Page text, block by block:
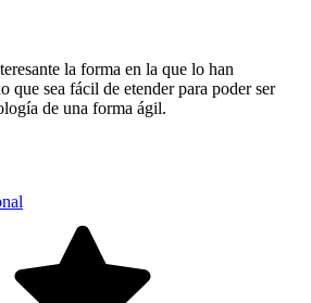
la forma en la que lo han
que sea fácil de etender para poder ser
de una forma ágil.